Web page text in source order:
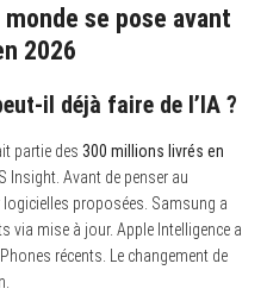
se pose avant
2026
il déjà faire de l’IA ?
partie des 300 millions livrés en
Insight. Avant de penser au
proposées. Samsung a
via mise à jour. Apple Intelligence a
récents. Le changement de